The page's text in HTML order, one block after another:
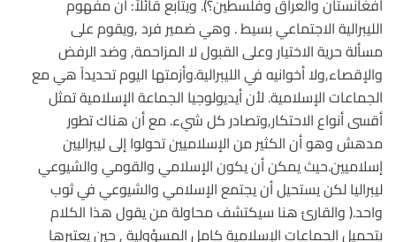
أفغانستان والعراق وفلسطين؟). ويتابع قائلاً: أن مفهوم
الليبرالية الاجتماعي بسيط . وهي ضمير فرد ,ويقوم على
مسألة حرية الاختيار وعلى القبول لا المزاحمة, وضد الرفض
والإقصاء,ولا أخوانيه في الليبرالية.وأزمتها اليوم تحديداً هي مع
الجماعات الإسلامية. لأن أيديولوجيا الجماعة الإسلامية تمثل
أقسى أنواع الاحتكار,وتصادر كل شيء. مع أن هناك تطور
مدهش وهو أن الكثير من الإسلاميين تحولوا إلى ليبراليين
إسلاميين.حيث يمكن أن يكون الإسلامي والقومي والشيوعي
ليبراليا لكن يستحيل أن يجتمع الإسلامي والشيوعي في ثوب
واحد.( والقارئ هنا سيكتشف محاولة من يقول هذا الكلام
بتحميل الجماعات الإسلامية كامل المسؤولية , حين يعتبرها